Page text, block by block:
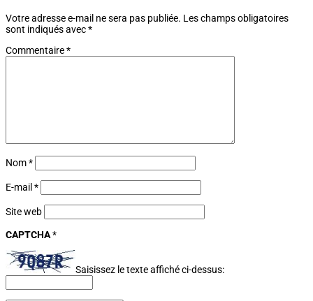
Votre adresse e-mail ne sera pas publiée. Les champs obligatoires
sont indiqués avec*
Commentaire*
Nom*
E-mail *
Site web
CAPTCHA*
Saisissez le texte affiché ci-dessus: